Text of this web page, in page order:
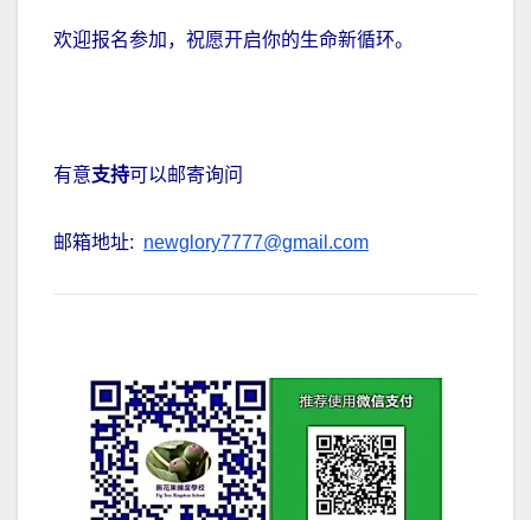
欢迎报名参加，祝愿开启你的生命新循环。
有意支持可以邮寄询问
邮箱地址: newglory7777@gmail.com